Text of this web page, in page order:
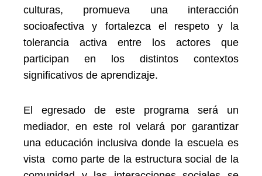
culturas, promueva una interacción
socioafectiva y fortalezca el respeto y la
tolerancia activa entre los actores que
participan en los distintos contextos
significativos de aprendizaje.
El egresado de este programa será un
mediador, en este rol velará por garantizar
una educación inclusiva donde la escuela es
vista como parte de la estructura social de la